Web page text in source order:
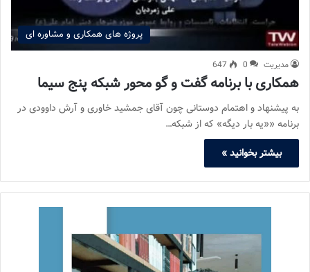
پروژه های همکاری و مشاوره ای
مدیریت 0
647
همکاری با برنامه گفت و گو محور شبکه پنج سیما
به پیشنهاد و اهتمام دوستانی چون آقای جمشید خاوری و آرش داوودی در
برنامه ««یه بار دیگه» که از شبکه…
بیشتر بخوانید »